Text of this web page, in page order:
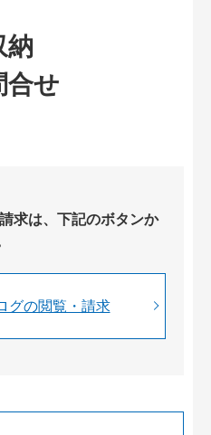
納
合せ
求は、下記のボタンか
グの閲覧・請求